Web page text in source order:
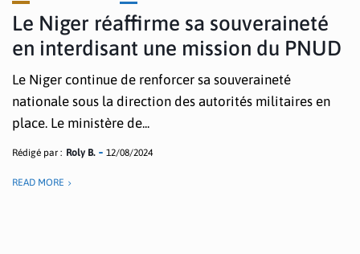
Le Niger réaffirme sa souveraineté
en interdisant une mission du PNUD
Le Niger continue de renforcer sa souveraineté
nationale sous la direction des autorités militaires en
place. Le ministère de...
Rédigé par : Roly B. 12/08/2024
READ MORE